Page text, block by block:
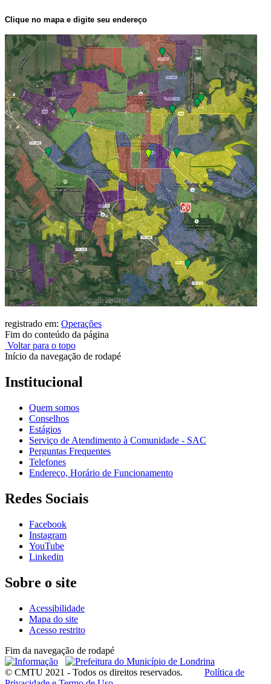
Clique no mapa e digite seu endereço
registrado em: Operações
Fim do conteúdo da página
Voltar para o topo
Início da navegação de rodapé
Institucional
Quem somos
Conselhos
Estágios
Serviço de Atendimento à Comunidade - SAC
Perguntas Frequentes
Telefones
Endereço, Horário de Funcionamento
Redes Sociais
Facebook
Instagram
YouTube
Linkedin
Sobre o site
Acessibilidade
Mapa do site
Acesso restrito
Fim da navegação de rodapé
© CMTU 2021 - Todos os direitos reservados. Política de